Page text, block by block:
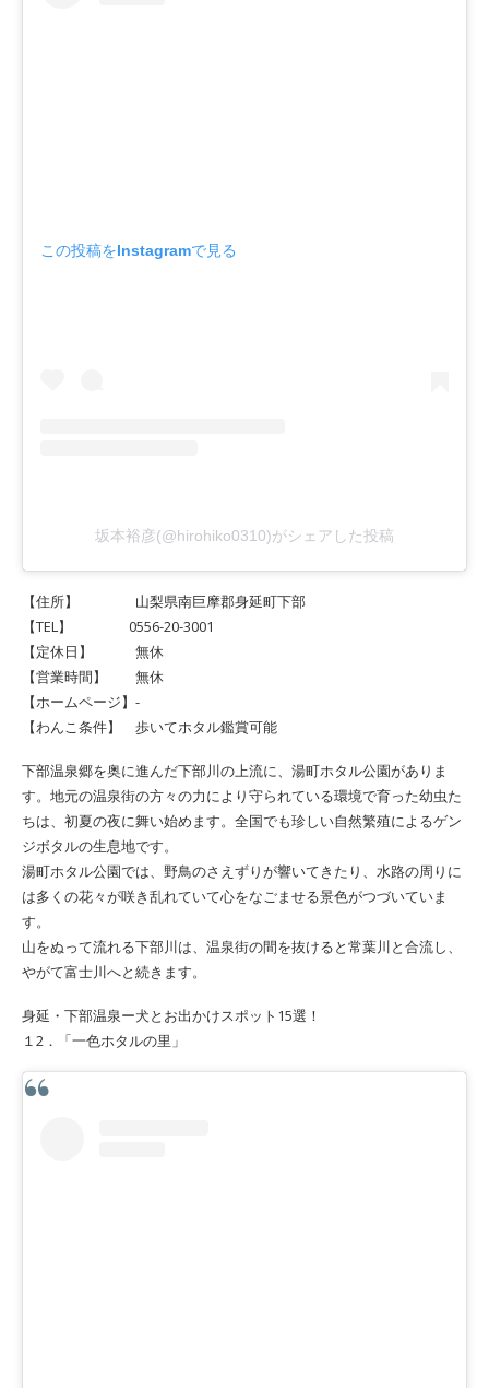
この投稿をInstagramで見る
坂本裕彦(@hirohiko0310)がシェアした投稿
【住所】 山梨県南巨摩郡身延町下部
【TEL】 0556-20-3001
【定休日】 無休
【営業時間】 無休
【ホームページ】-
【わんこ条件】 歩いてホタル鑑賞可能
下部温泉郷を奥に進んだ下部川の上流に、湯町ホタル公園がありま
す。地元の温泉街の方々の力により守られている環境で育った幼虫た
ちは、初夏の夜に舞い始めます。全国でも珍しい自然繁殖によるゲン
ジボタルの生息地です。
湯町ホタル公園では、野鳥のさえずりが響いてきたり、水路の周りに
は多くの花々が咲き乱れていて心をなごませる景色がつづいていま
す。
山をぬって流れる下部川は、温泉街の間を抜けると常葉川と合流し、
やがて富士川へと続きます。
身延・下部温泉ー犬とお出かけスポット15選！
１2．「一色ホタルの里」